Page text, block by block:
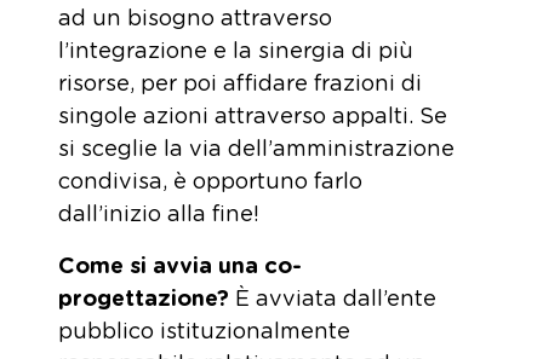
ad un bisogno attraverso
l’integrazione e la sinergia di più
risorse, per poi affidare frazioni di
singole azioni attraverso appalti. Se
si sceglie la via dell’amministrazione
condivisa, è opportuno farlo
dall’inizio alla fine!
Come si avvia una co-
progettazione? È avviata dall’ente
pubblico istituzionalmente